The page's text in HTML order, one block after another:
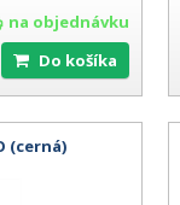
na objednávku
Do košíka
(cerná)